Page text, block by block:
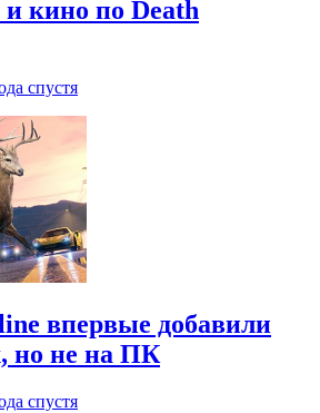
кино по Death
спустя
впервые добавили
но не на ПК
спустя